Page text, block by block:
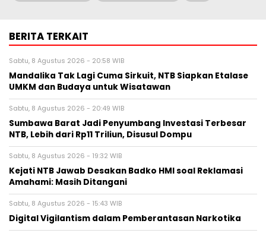
BERITA TERKAIT
Sabtu, 8 Agustus 2026 - 20:58 WIB
Mandalika Tak Lagi Cuma Sirkuit, NTB Siapkan Etalase
UMKM dan Budaya untuk Wisatawan
Sabtu, 8 Agustus 2026 - 20:49 WIB
Sumbawa Barat Jadi Penyumbang Investasi Terbesar
NTB, Lebih dari Rp11 Triliun, Disusul Dompu
Sabtu, 8 Agustus 2026 - 19:32 WIB
Kejati NTB Jawab Desakan Badko HMI soal Reklamasi
Amahami: Masih Ditangani
Sabtu, 8 Agustus 2026 - 15:43 WIB
Digital Vigilantism dalam Pemberantasan Narkotika